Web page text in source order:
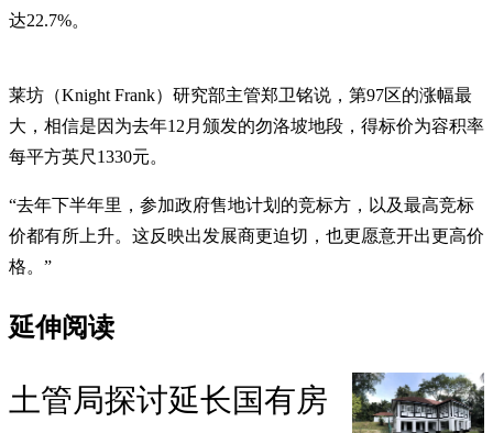
达22.7%。
莱坊（Knight Frank）研究部主管郑卫铭说，第97区的涨幅最
大，相信是因为去年12月颁发的勿洛坡地段，得标价为容积率
每平方英尺1330元。
“去年下半年里，参加政府售地计划的竞标方，以及最高竞标
价都有所上升。这反映出发展商更迫切，也更愿意开出更高价
格。”
延伸阅读
土管局探讨延长国有房